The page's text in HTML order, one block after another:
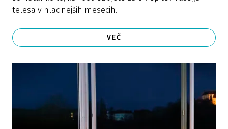
telesa v hladnejših mesecih.
VEČ